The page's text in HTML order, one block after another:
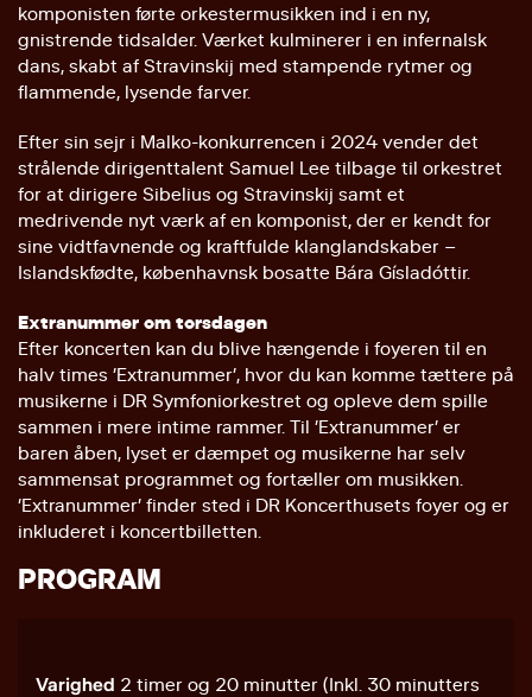
komponisten førte orkestermusikken ind i en ny,
gnistrende tidsalder. Værket kulminerer i en infernalsk
dans, skabt af Stravinskij med stampende rytmer og
flammende, lysende farver.
Efter sin sejr i Malko-konkurrencen i 2024 vender det
strålende dirigenttalent Samuel Lee tilbage til orkestret
for at dirigere Sibelius og Stravinskij samt et
medrivende nyt værk af en komponist, der er kendt for
sine vidtfavnende og kraftfulde klanglandskaber –
Islandskfødte, københavnsk bosatte Bára Gísladóttir.
Extranummer om torsdagen
Efter koncerten kan du blive hængende i foyeren til en
halv times ’Extranummer’, hvor du kan komme tættere på
musikerne i DR Symfoniorkestret og opleve dem spille
sammen i mere intime rammer. Til ’Extranummer’ er
baren åben, lyset er dæmpet og musikerne har selv
sammensat programmet og fortæller om musikken.
’Extranummer’ finder sted i DR Koncerthusets foyer og er
inkluderet i koncertbilletten.
PROGRAM
Varighed 2 timer og 20 minutter (Inkl. 30 minutters